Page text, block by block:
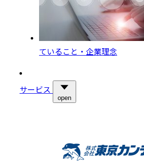
ていること・企業理念
サービス
open